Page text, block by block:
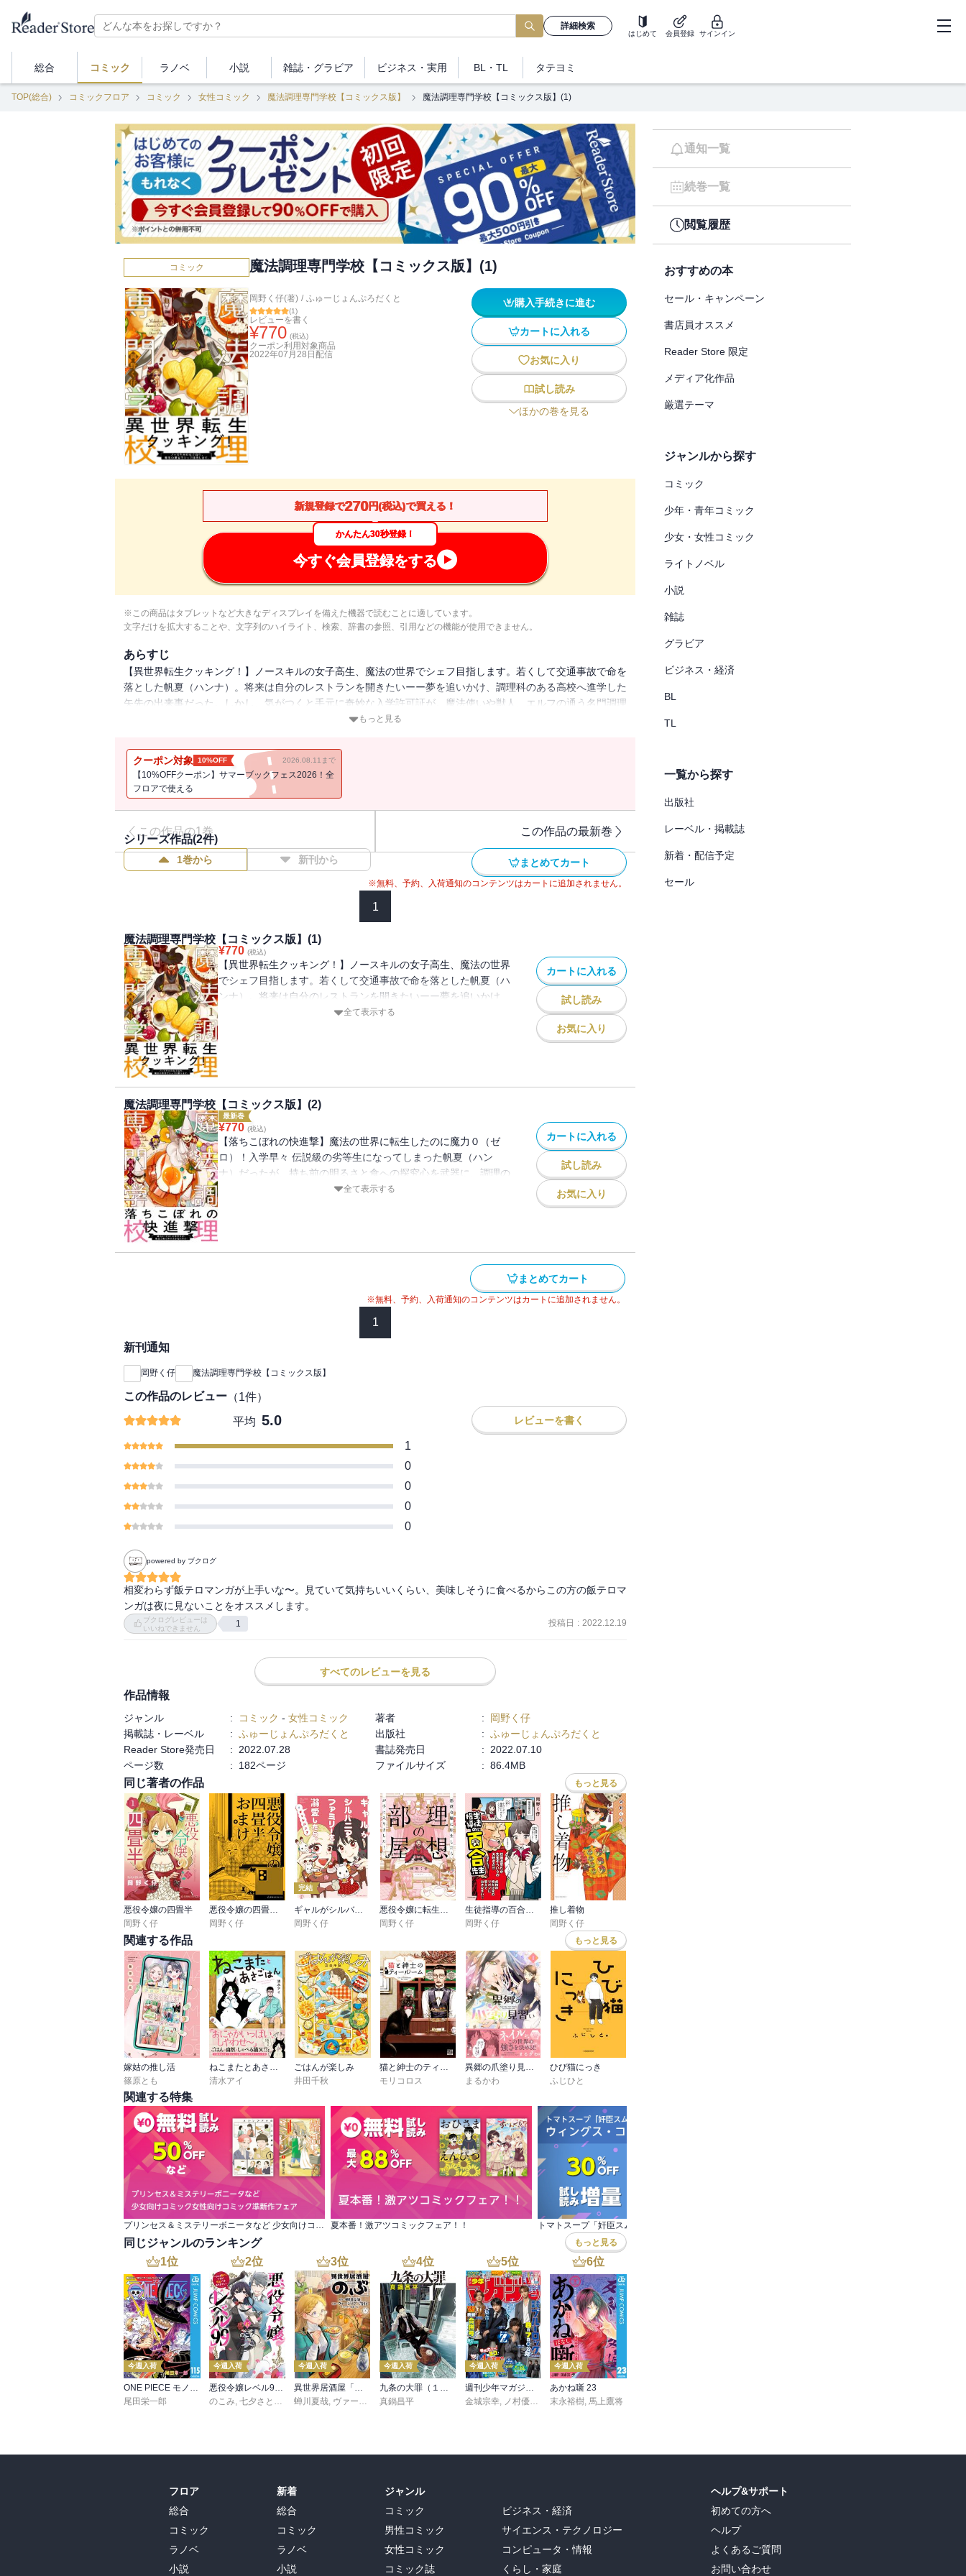
詳細検索
はじめて 会員登録 サインイン
総合 コミック ラノベ 小説 雑誌・ グラビア ビジネス ・実用 BL・TL タテヨミ
TOP(総合) コミックフロア コミック 女性コミック 魔法調理専門学校【コミックス版】 魔法調理専門学校【コミックス版】(1)
コミック 魔法調理専門学校【コミックス版】(1)
岡野く仔(著) / ふゅーじょんぷろだくと
(1)
レビューを書く
¥770 (税込)
クーポン利用対象商品
2022年07月28日 配信
購入手続きに進む
カートに入れる
お気に入り
試し読み
ほかの巻を見る
新規登録で270円(税込)で買える！
かんたん30秒登録！
今すぐ会員登録をする
※この商品はタブレットなど大きなディスプレイを備えた機器で読むことに適しています。
文字だけを拡大することや、文字列のハイライト、検索、辞書の参照、引用などの機能が使用できません。
あらすじ
【異世界転生クッキング！】ノースキルの女子高生、魔法の世界でシェフ目指します。若くして交通事故で命を
落とした帆夏（ハンナ）。将来は自分のレストランを開きたいーー夢を追いかけ、調理科のある高校へ進学した
矢先の出来事だった。しかし、気がつくと手元に奇妙な入学許可証が。魔法使いや獣人、エルフの通う名門調理
学校の新入生になっていた！右も左も分からない帆夏は実習で大混乱。しかも皆が当たり前のように唱える呪文
描き下ろしを加えたコミックス版です。重複購入にお気をつけ下さい。
もっと見る
クーポン対象 10%OFF 2026.08.11まで
【10%OFFクーポン】サマーブックフェス2026！全
フロアで使える
この作品の1巻 この作品の最新巻
シリーズ作品(2件)
1巻から 新刊から まとめてカート
※無料、予約、入荷通知のコンテンツはカートに追加されません。
1
魔法調理専門学校【コミックス版】(1)
¥770 (税込)
【異世界転生クッキング！】ノースキルの女子高生、魔法の世界
でシェフ目指します。若くして交通事故で命を落とした帆夏（ハ
ンナ）。将来は自分のレストランを開きたいーー夢を追いかけ、
調理科のある高校へ進学した矢先の出来事だった。しかし、気が
は単話配信しているものに、加筆修正・描き下ろしを加えたコミ
ックス版です。重複購入にお気をつけ下さい。
全て表示する
カートに入れる
試し読み
お気に入り
魔法調理専門学校【コミックス版】(2)
最新巻
¥770 (税込)
【落ちこぼれの快進撃】魔法の世界に転生したのに魔力０（ゼ
ロ）！入学早々 伝説級の劣等生になってしまった帆夏（ハン
ナ）だったが、持ち前の明るさと食への探究心を武器に、調理の
技術を地道に磨いていく。しかし、どんなに良い成績を収めても
い。
全て表示する
カートに入れる
試し読み
お気に入り
まとめてカート
※無料、予約、入荷通知のコンテンツはカートに追加されません。
1
新刊通知
岡野く仔 魔法調理専門学校【コミックス版】
この作品のレビュー （1件）
平均 5.0 レビューを書く
1
0
0
0
0
powered by ブクログ
相変わらず飯テロマンガが上手いな〜。見ていて気持ちいいくらい、美味しそうに食べるからこの方の飯テロマ
ンガは夜に見ないことをオススメします。
ブクログレビューは
いいねできません
1 投稿日 : 2022.12.19
すべてのレビューを見る
作品情報
ジャンル : コミック - 女性コミック 著者 :
岡野く仔
掲載誌・レーベル
: ふゅーじょんぷろだくと 出版社 : ふゅーじょんぷろだくと
Reader Store発売日
: 2022.07.28 書誌発売日 :
2022.07.10
ページ数
: 182ページ ファイルサイズ : 86.4MB
同じ著者の作品 もっと見る
悪役令嬢の四畳半
岡野く仔
悪役令嬢の四畳半おまけ
岡野く仔
完結
ギャルがシルバニアファミリーを溺愛したら。＃ギャルバニア
岡野く仔
悪役令嬢に転生したら理想の部屋が手に入りました！
岡野く仔
生徒指導の百合先生
岡野く仔
推し着物
岡野く仔
関連する作品 もっと見る
嫁姑の推し活
篠原とも
ねこまたとあさごはん
清水アイ
ごはんが楽しみ
井田千秋
猫と紳士のティールーム
モリコロス
異郷の爪塗り見習い
まるかわ
ひび猫にっき
ふじひと
関連する特集
プリンセス＆ミステリーボニータなど 少女向けコミック女性向けコミック準新作フェア 夏本番！激アツコミックフェア！！
同じジャンルのランキング もっと見る
1位
今週入荷
尾田栄一郎
2位
今週入荷
のこみ, 七夕さとり Tea
3位
今週入荷
蝉川夏哉 ヴァージニア二等兵 ,
4位
今週入荷
真鍋昌平
5位
今週入荷
金城宗幸, ノ村優介 真島ヒロ,宮島礼吏,新川直司
6位
今週入荷
あかね噺 23
末永裕樹 馬上鷹将
通知一覧
続巻一覧
閲覧履歴
おすすめの本
セール・キャンペーン
書店員オススメ
Reader Store 限定
メディア化作品
厳選テーマ
ジャンルから探す
コミック
少年・青年コミック
少女・女性コミック
ライトノベル
小説
雑誌
グラビア
ビジネス・経済
BL
TL
一覧から探す
出版社
レーベル・掲載誌
新着・配信予定
セール
フロア
総合
コミック
ラノベ
小説
新着
総合
コミック
ラノベ
小説
ジャンル
コミック
男性コミック
女性コミック
コミック誌
ビジネス・経済
サイエンス・テクノロジー
コンピュータ・情報
くらし・家庭
ヘルプ&サポート
初めての方へ
ヘルプ
よくあるご質問
お問い合わせ